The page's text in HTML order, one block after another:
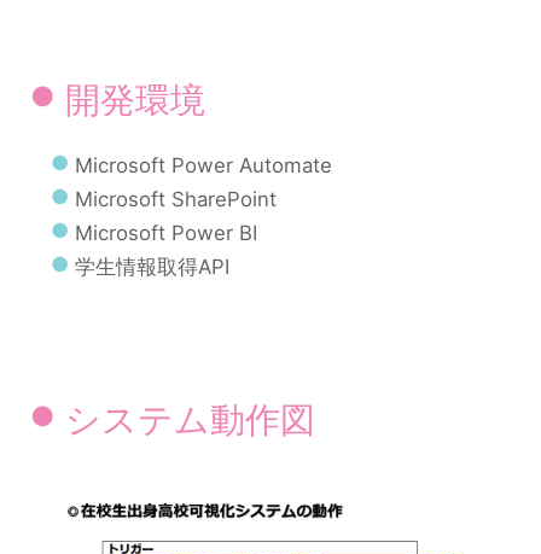
開発環境
Microsoft Power Automate
Microsoft SharePoint
Microsoft Power BI
学生情報取得API
システム動作図